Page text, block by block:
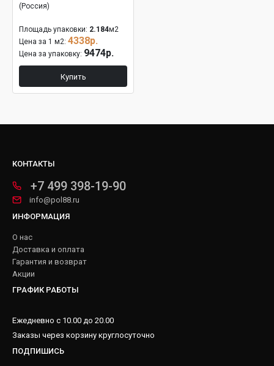
(Россия)
Площадь упаковки: 2.184м2
Цена за 1 м2: 4338р.
Цена за упаковку: 9474р.
Купить
КОНТАКТЫ
+7 499 398-19-90
info@pol88.ru
ИНФОРМАЦИЯ
О нас
Доставка и оплата
Гарантия и возврат
Акции
ГРАФИК РАБОТЫ
Ежедневно с 10.00 до 20.00
Заказы через корзину круглосуточно
ПОДПИШИСЬ